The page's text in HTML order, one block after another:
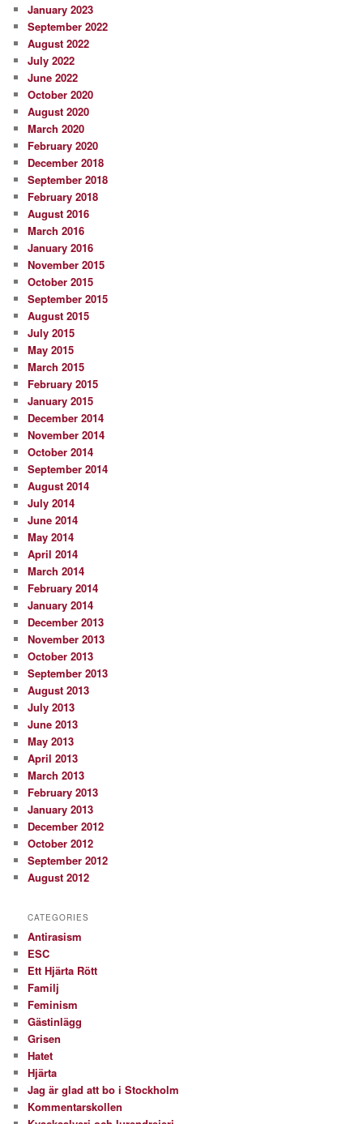
January 2023
September 2022
August 2022
July 2022
June 2022
October 2020
August 2020
March 2020
February 2020
December 2018
September 2018
February 2018
August 2016
March 2016
January 2016
November 2015
October 2015
September 2015
August 2015
July 2015
May 2015
March 2015
February 2015
January 2015
December 2014
November 2014
October 2014
September 2014
August 2014
July 2014
June 2014
May 2014
April 2014
March 2014
February 2014
January 2014
December 2013
November 2013
October 2013
September 2013
August 2013
July 2013
June 2013
May 2013
April 2013
March 2013
February 2013
January 2013
December 2012
October 2012
September 2012
August 2012
CATEGORIES
Antirasism
ESC
Ett Hjärta Rött
Familj
Feminism
Gästinlägg
Grisen
Hatet
Hjärta
Jag är glad att bo i Stockholm
Kommentarskollen